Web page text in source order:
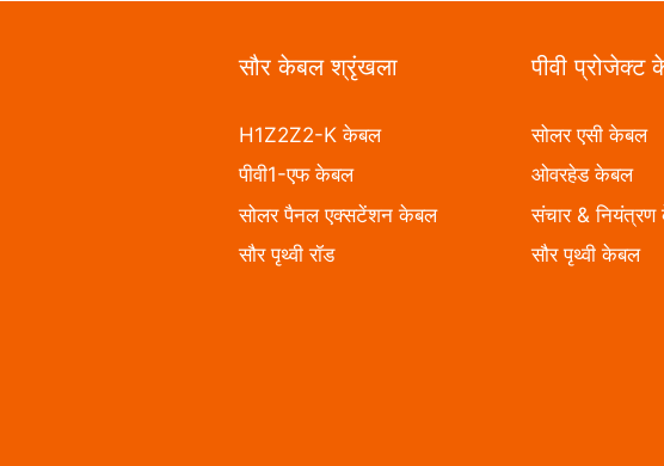
सौर केबल श्रृंखला
H1Z2Z2-K केबल
पीवी1-एफ केबल
सोलर पैनल एक्सटेंशन केबल
सौर पृथ्वी रॉड
पीवी प्रोजेक्ट
सोलर एसी केबल
ओवरहेड केबल
संचार &
सौर पृथ्वी केबल